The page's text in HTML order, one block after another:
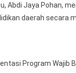
Abdi Jaya Pohan,
daerah secara
Program Wajib